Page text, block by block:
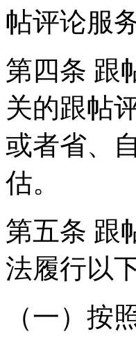
帖评论服
第四条 跟
关的跟帖
或者省、
估。
第五条 跟
法履行以
（一）按